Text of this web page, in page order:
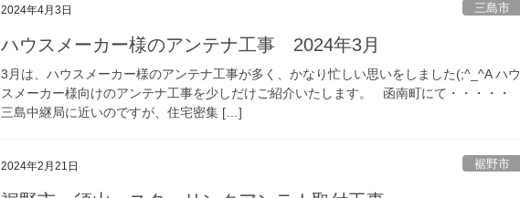
2024年4月3日 三島市
ハウスメーカー様のアンテナ工事 2024年3月
3月は、ハウスメーカー様のアンテナ工事が多く、かなり忙しい思いをしました(;^_^A ハウ
スメーカー様向けのアンテナ工事を少しだけご紹介いたします。 函南町にて・・・・・
三島中継局に近いのですが、住宅密集 […]
2024年2月21日 裾野市